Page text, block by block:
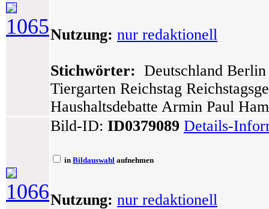
1065Nutzung: nur redaktionell
Stichwörter: Deutschland
Tiergarten Reichstag
Haushaltsdebatte Armin Paul
1066
Bild-ID: ID0379089 Details-
in Bildauswahl aufnehmen
Nutzung: nur redaktionell